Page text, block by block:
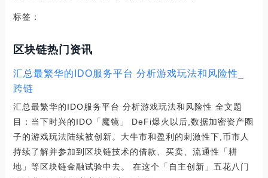
标签：
区块链热门资讯
汇总最繁华的IDO服务平台 分析游戏玩法和风险性_
跨链
汇总最繁华的IDO服务平台 分析游戏玩法和风险性 全文题
目：当下时兴的IDO「魔镜」 DeFi爆火以后,数据加密资产圈
子的游戏玩法陆续被创新。大牛市和盈利的刺激性下,币市人
持续了解并参加到区块链技术的借款、买卖、流通性「耕
地」等区块链金融试验中去。 在这个「自主创新」五花八门